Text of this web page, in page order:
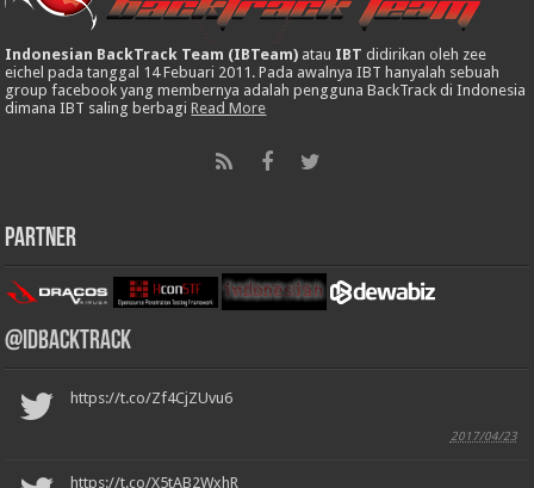
Indonesian BackTrack Team (IBTeam) atau IBT didirikan oleh zee
eichel pada tanggal 14 Febuari 2011. Pada awalnya IBT hanyalah sebuah
group facebook yang membernya adalah pengguna BackTrack di Indonesia
dimana IBT saling berbagiRead More
Partner
@IDBackTrack
https://t.co/Zf4CjZUvu6
2017/04/23
https://t.co/X5tAB2WxhR